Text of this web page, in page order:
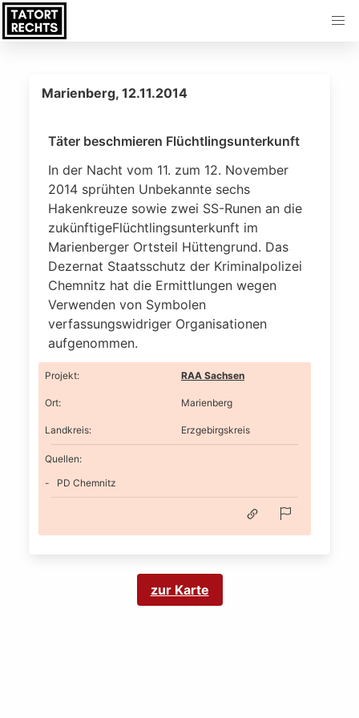
Marienberg, 12.11.2014
Täter beschmieren Flüchtlingsunterkunft
In der Nacht vom 11. zum 12. November
2014 sprühten Unbekannte sechs
Hakenkreuze sowie zwei SS-Runen an die
zukünftigeFlüchtlingsunterkunft im
Marienberger Ortsteil Hüttengrund. Das
Dezernat Staatsschutz der Kriminalpolizei
Chemnitz hat die Ermittlungen wegen
Verwenden von Symbolen
verfassungswidriger Organisationen
aufgenommen.
Projekt: RAA Sachsen
Ort: Marienberg
Landkreis: Erzgebirgskreis
Quellen:
PD Chemnitz
zur Karte